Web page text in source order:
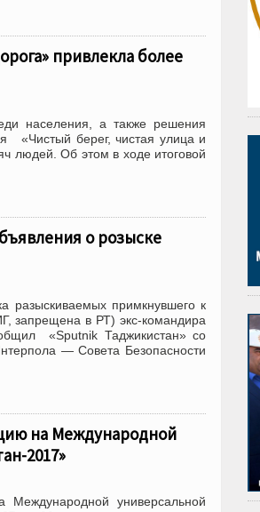
привлекла более
населения, а также решения
«Чистый берег, чистая улица и
людей. Об этом в ходе итоговой
о розыске
разыскиваемых примкнувшего к
запрещена в РТ) экс-командира
«Sputnik Таджикистан» со
— Совета Безопасности
на Международной
2017»
универсальной